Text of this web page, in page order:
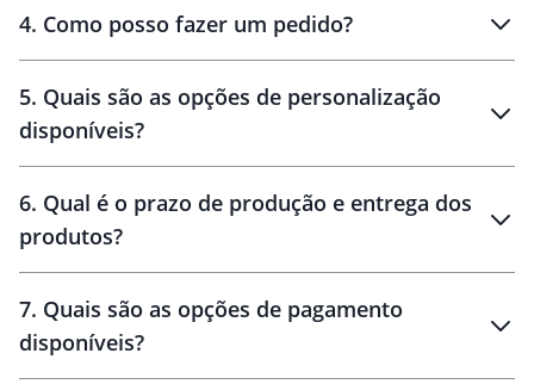
personalizados
brinde
personalização
4. Como posso fazer um pedido?
amostra virtual
5. Quais são as opções de personalização
disponíveis?
6. Qual é o prazo de produção e entrega dos
produtos?
10 dias
brinde
48 horas
7. Quais são as opções de pagamento
disponíveis?